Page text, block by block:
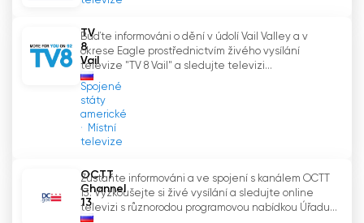
TV
8
Vail
Spojené
státy
americké
Místní
televize
Buďte informováni o dění v údolí Vail Valley a v
okrese Eagle prostřednictvím živého vysílání
televize "TV 8 Vail" a sledujte televizi...
OCTT
Channel
13
Zůstaňte informováni a ve spojení s kanálem OCTT
13. Vyzkoušejte si živé vysílání a sledujte online
televizi s různorodou programovou nabídkou Úřadu...